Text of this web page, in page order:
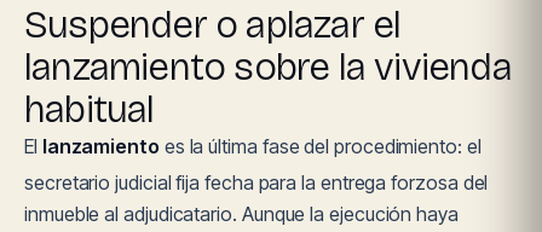
Suspender o aplazar el
lanzamiento sobre la vivienda
habitual
El lanzamiento es la última fase del procedimiento: el
secretario judicial fija fecha para la entrega forzosa del
inmueble al adjudicatario. Aunque la ejecución haya